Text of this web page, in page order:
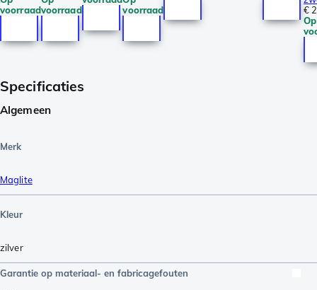
voorraadvoorraad
voorraad
€
Op
Specificaties
Algemeen
Merk
Maglite
Kleur
zilver
Garantie op materiaal- en fabricagefouten